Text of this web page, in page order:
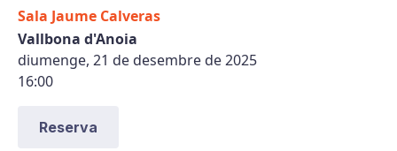
Sala Jaume Calveras
Vallbona d'Anoia
diumenge, 21 de desembre de 2025
16:00
Reserva